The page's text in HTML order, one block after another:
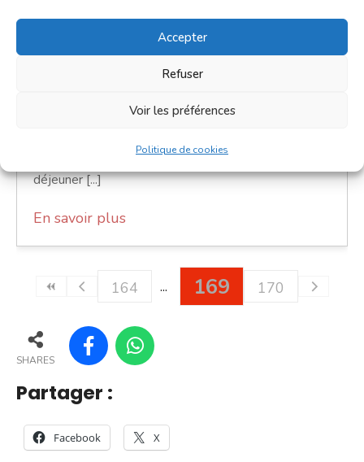
Accepter
Refuser
Voir les préférences
Politique de cookies
9h00 - 12h00
Place de la République
Le petit marché du dimanche est un moment de
marché où l'on trouve l'essentiel pour le petit
déjeuner [...]
En savoir plus
164 169 170
SHARES
Partager :
Facebook X